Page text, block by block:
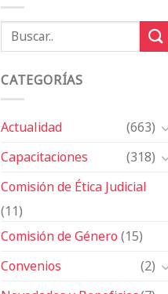
CATEGORÍAS
Actualidad
(663)
Capacitaciones
(318)
Comisión de Ética Judicial
(11)
Comisión de Género(15)
Convenios
(2)